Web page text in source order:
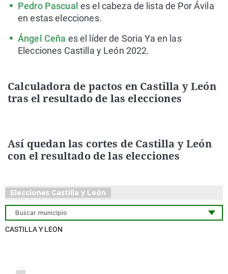
Pedro Pascual es el cabeza de lista de Por Ávila
en estas elecciones.
Ángel Ceña es el líder de Soria Ya en las
Elecciones Castilla y León 2022.
Calculadora de pactos en Castilla y León
tras el resultado de las elecciones
Así quedan las cortes de Castilla y León
con el resultado de las elecciones
Elecciones Castilla y León
CASTILLA Y LEÓN